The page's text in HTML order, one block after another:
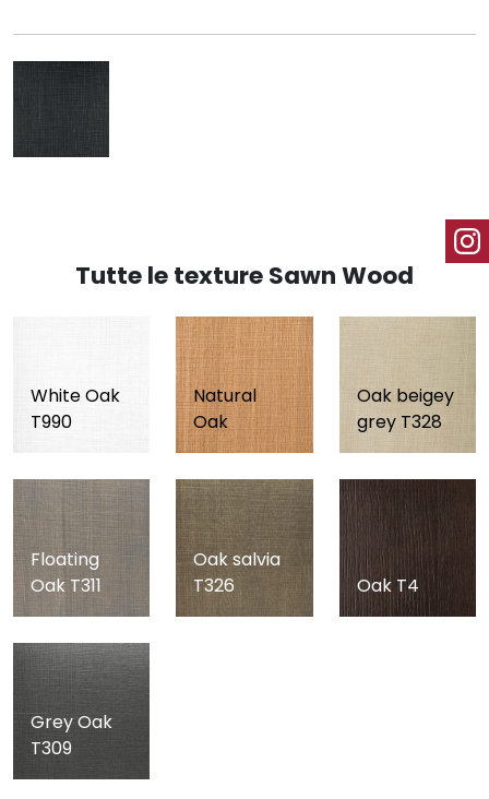
Tutte le texture Sawn Wood
White Oak
T990
Natural
Oak
Oak beigey
grey T328
Floating
Oak T311
Oak salvia
T326
Oak T4
Grey Oak
T309